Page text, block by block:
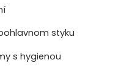
styku
s hygienou